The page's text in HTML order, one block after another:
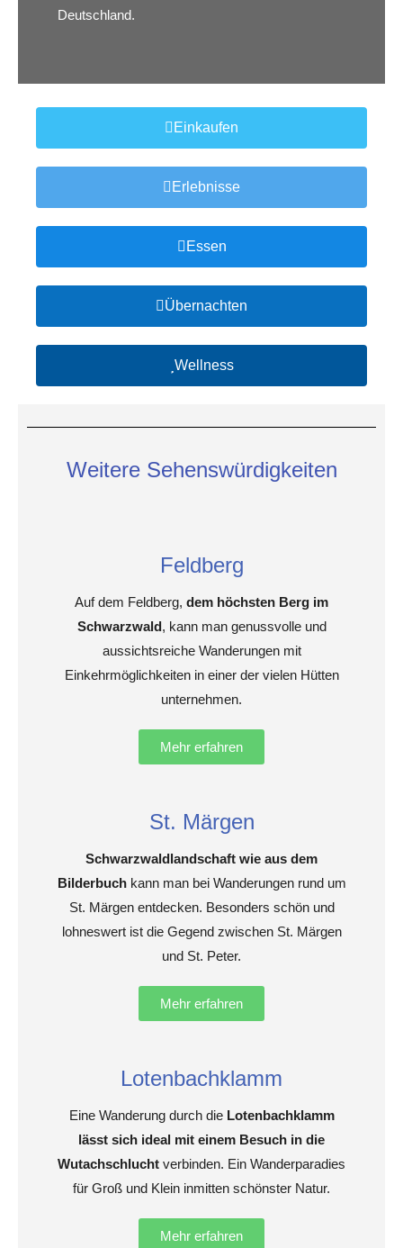
Deutschland.
Einkaufen
Erlebnisse
Essen
Übernachten
Wellness
Weitere Sehenswürdigkeiten
Feldberg
Auf dem Feldberg, dem höchsten Berg im
Schwarzwald, kann man genussvolle und
aussichtsreiche Wanderungen mit
Einkehrmöglichkeiten in einer der vielen Hütten
unternehmen.
Mehr erfahren
St. Märgen
Schwarzwaldlandschaft wie aus dem
Bilderbuchkann man bei Wanderungen rund um
St. Märgen entdecken. Besonders schön und
lohneswert ist die Gegend zwischen St. Märgen
und St. Peter.
Mehr erfahren
Lotenbachklamm
Eine Wanderung durch die Lotenbachklamm
lässt sich ideal mit einem Besuch in die
Wutachschlucht verbinden. Ein Wanderparadies
für Groß und Klein inmitten schönster Natur.
Mehr erfahren